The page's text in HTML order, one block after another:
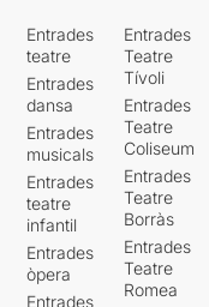
Entrades
teatre
Entrades
dansa
Entrades
musicals
Entrades
teatre
infantil
Entrades
òpera
Entrades
Entrades
Teatre
Tívoli
Entrades
Teatre
Coliseum
Entrades
Teatre
Borràs
Entrades
Teatre
Romea